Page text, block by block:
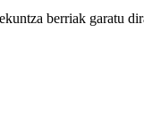
berriak garatu